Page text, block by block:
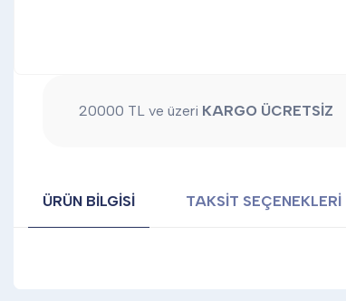
20000 TL ve üzeri KARGO ÜCRETSİZ
ÜRÜN BILGISI TAKSIT SEÇENEKLERI